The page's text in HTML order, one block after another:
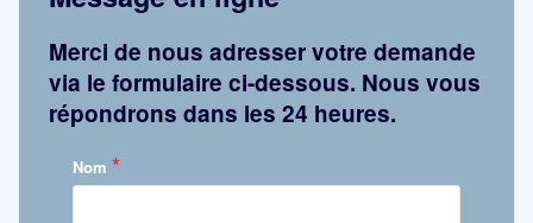
Merci de nous adresser votre demande
via le formulaire ci-dessous. Nous vous
répondrons dans les 24 heures.
Nom *